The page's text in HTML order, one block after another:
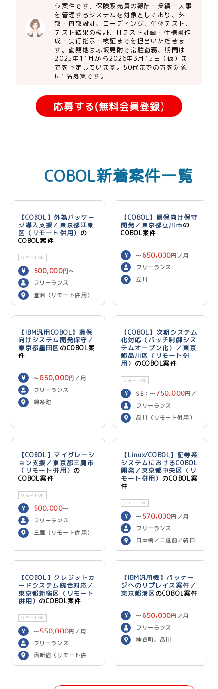
う案件です。保険販売員の報酬・業績・人事
を管理するシステムを対象としており、外
部・内部設計、コーディング、単体テスト、
テスト結果の検証、ITテスト計画・仕様書作
成・実行指示・検証までを担当いただきま
す。勤務地は赤坂見附で常駐勤務、期間は
2025年11月から2026年3月15日（仮）ま
でを予定しています。50代までの方を対象
に1名募集です。
応募する(無料会員登録)
COBOL新着案件一覧
【COBOL】外為パッケー
ジ導入支援／東京都江東
区（リモート併用） の
COBOL案件
リモートOK
500,000円〜
600,000 円／月
フリーランス
豊洲（リモート併用）
【COBOL】損保向け保守
開発／東京都立川市の
COBOL案件
〜 650,000円／月
フリーランス
立川
【IBM汎用COBOL】損保
向けシステム開発保守／
東京都墨田区 のCOBOL案
件
〜650,000円／月
フリーランス
錦糸町
【COBOL】次期システム
化対応（バッチ制御シス
テムオープン化）／東京
都品川区（リモート併
用） のCOBOL案件
リモートOK
SE：〜750,000円／
月 PG：〜700,000
／月
フリーランス
品川（リモート併用）
【COBOL】マイグレーシ
ョン支援／東京都三鷹市
（リモート併用） の
COBOL案件
リモートOK
500,000〜
600,000 円／月
フリーランス
三鷹（リモート併用）
【Linux/COBOL】証券系
システムにおけるCOBOL
開発／東京都中央区（リ
モート併用） のCOBOL案
件
リモートOK
〜 570,000円／月
フリーランス
日本橋／三越前／新日
本橋（リモート併用）
【COBOL】クレジットカ
ードシステム統合対応／
東京都新宿区（リモート
併用） のCOBOL案件
リモートOK
〜 550,000円／月
フリーランス
西新宿（リモート併
用）
【IBM汎用機】パッケー
ジへのリプレイス案件／
東京都港区のCOBOL案件
〜 650,000円／月
フリーランス
神谷町、品川